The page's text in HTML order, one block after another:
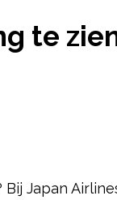
te
Japan